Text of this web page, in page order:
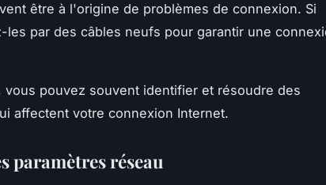
être à l'origine de problèmes de connexion. Si
les par des câbles neufs pour garantir une
vous pouvez souvent identifier et résoudre des
affectent votre connexion Internet.
paramètres réseau